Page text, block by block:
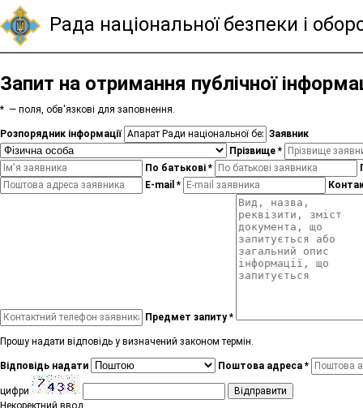
Рада національної безпеки і
Запит на отримання публічної
* — поля, обв'язкові для заповнення.
Розпорядник інформації
Заявник
Прізвище *
По батькові *
E-mail *
Предмет запиту*
Прошу надати відповідь у визначений законом термін.
Відповідь надати Поштова адреса *
цифри